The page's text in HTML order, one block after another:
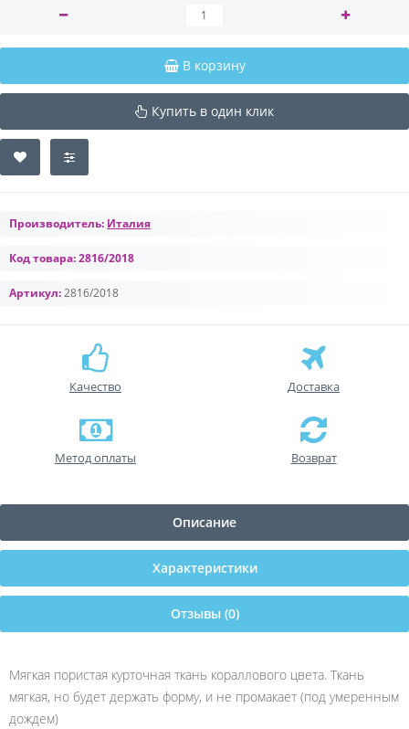
В корзину
Купить в один клик
Производитель: Италия
Код товара:2816/2018
Артикул:2816/2018
Качество Доставка
Метод оплаты Возврат
Описание
Характеристики
Отзывы (0)
Мягкая пористая курточная ткань кораллового цвета. Ткань
мягкая, но будет держать форму, и не промакает (под умеренным
дождем)